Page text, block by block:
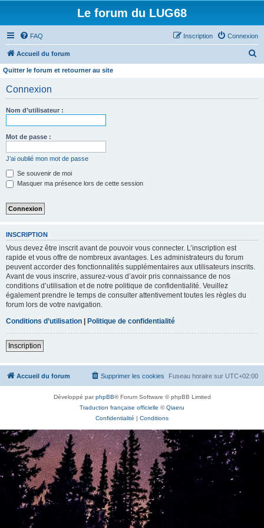
Le forum du LUG68
FAQ Connexion
Inscription
Accueil du forum
Quitter le forum et retourner au site
Connexion
Nom d’utilisateur :
Mot de passe :
J’ai oublié mon mot de passe
Se souvenir de moi
Masquer ma présence lors de cette session
INSCRIPTION
Vous devez être inscrit avant de pouvoir vous connecter. L’inscription est
rapide et vous offre de nombreux avantages. Les administrateurs du forum
peuvent accorder des fonctionnalités supplémentaires aux utilisateurs inscrits.
Avant de vous inscrire, assurez-vous d’avoir pris connaissance de nos
conditions d’utilisation et de notre politique de confidentialité. Veuillez
également prendre le temps de consulter attentivement toutes les règles du
forum lors de votre navigation.
Conditions d’utilisation
Politique de confidentialité
Inscription
Accueil du forum Fuseau horaire sur UTC+02:00
Supprimer les cookies
Développé parphpBB® Forum Software © phpBB Limited
Traduction française officielle ©Qiaeru
Confidentialité | Conditions